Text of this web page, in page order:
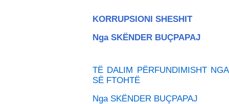
KORRUPSIONI SHESHIT
Nga SKËNDER BUÇPAPAJ
TË DALIM PËRFUNDIMISHT
SË FTOHTË
Nga SKËNDER BUÇPAPAJ